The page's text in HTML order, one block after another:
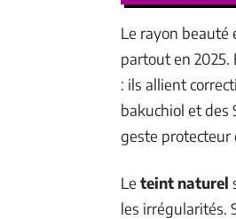
Le rayon beauté
partout en 2025.
: ils allient
bakuchiol et des
geste protecteur
Le teint naturel
les irrégularités.